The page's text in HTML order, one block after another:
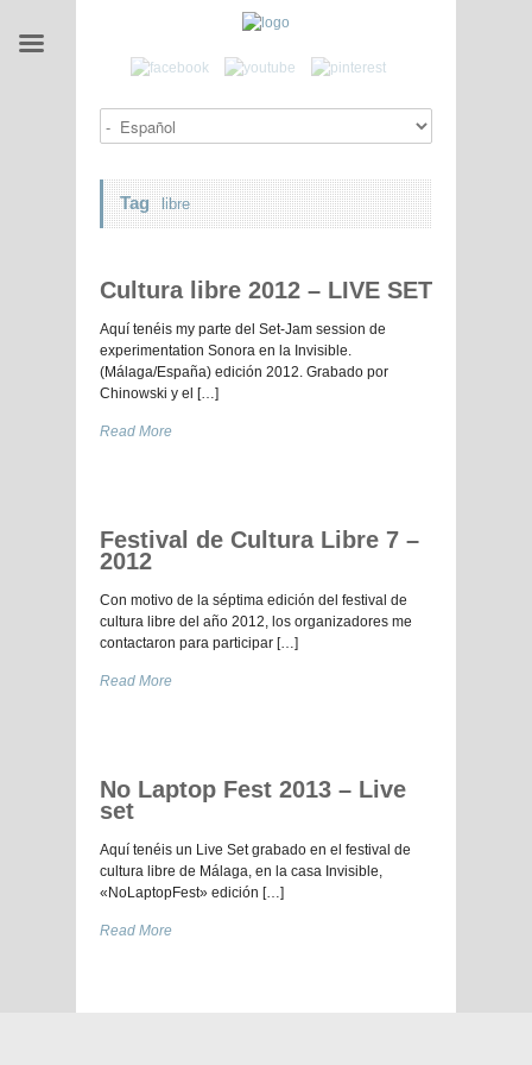
Tag libre
Cultura libre 2012 – LIVE SET
Aquí tenéis my parte del Set-Jam session de
experimentation Sonora en la Invisible.
(Málaga/España) edición 2012. Grabado por
Chinowski y el […]
Read More
Festival de Cultura Libre 7 –
2012
Con motivo de la séptima edición del festival de
cultura libre del año 2012, los organizadores me
contactaron para participar […]
Read More
No Laptop Fest 2013 – Live
set
Aquí tenéis un Live Set grabado en el festival de
cultura libre de Málaga, en la casa Invisible,
«NoLaptopFest» edición […]
Read More